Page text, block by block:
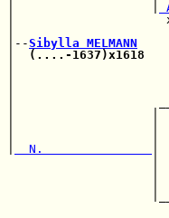
|
|--Sibylla MELMANN
(....-1637)x1618
  N.